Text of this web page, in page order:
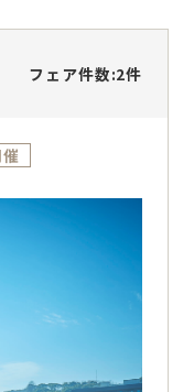
比較、少人数婚
専属プランナー
ふたりに合う
フェア件数:2件